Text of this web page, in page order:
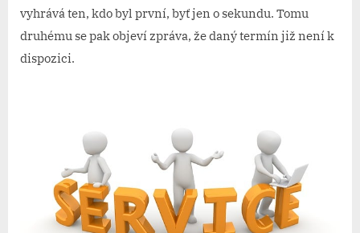
vyhrává ten, kdo byl první, byť jen o sekundu. Tomu
druhému se pak objeví zpráva, že daný termín již není k
dispozici.